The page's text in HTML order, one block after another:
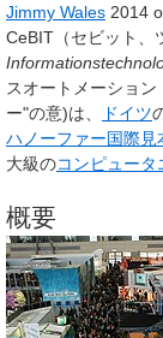
Jimmy Wales 2014
CeBIT （セビット、
I
スオートメーショ
ー"の意)は、
ドイツ
ハノーファー国際見
大級のコンピュータ
概要